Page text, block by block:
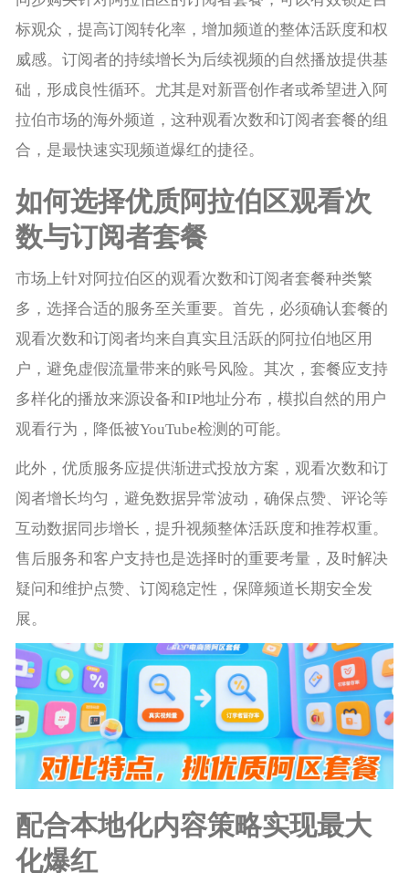
标观众，提高订阅转化率，增加频道的整体活跃度和权
威感。订阅者的持续增长为后续视频的自然播放提供基
础，形成良性循环。尤其是对新晋创作者或希望进入阿
拉伯市场的海外频道，这种观看次数和订阅者套餐的组
合，是最快速实现频道爆红的捷径。
如何选择优质阿拉伯区观看次
数与订阅者套餐
市场上针对阿拉伯区的观看次数和订阅者套餐种类繁
多，选择合适的服务至关重要。首先，必须确认套餐的
观看次数和订阅者均来自真实且活跃的阿拉伯地区用
户，避免虚假流量带来的账号风险。其次，套餐应支持
多样化的播放来源设备和IP地址分布，模拟自然的用户
观看行为，降低被YouTube检测的可能。
此外，优质服务应提供渐进式投放方案，观看次数和订
阅者增长均匀，避免数据异常波动，确保点赞、评论等
互动数据同步增长，提升视频整体活跃度和推荐权重。
售后服务和客户支持也是选择时的重要考量，及时解决
疑问和维护点赞、订阅稳定性，保障频道长期安全发
展。
配合本地化内容策略实现最大
化爆红